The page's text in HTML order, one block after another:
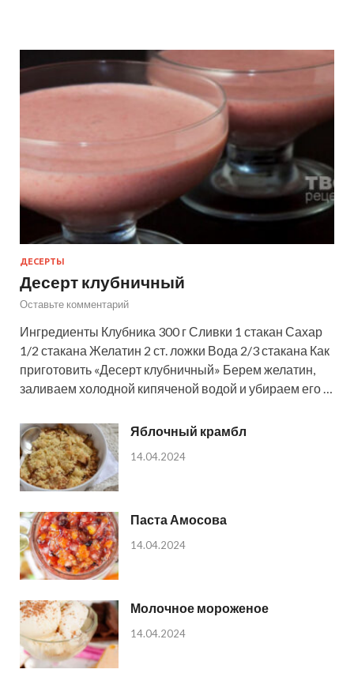
ДЕСЕРТЫ
Десерт клубничный
Оставьте комментарий
Ингредиенты Клубника 300 г Сливки 1 стакан Сахар
1/2 стакана Желатин 2 ст. ложки Вода 2/3 стакана Как
приготовить «Десерт клубничный» Берем желатин,
заливаем холодной кипяченой водой и убираем его …
Яблочный крамбл
14.04.2024
Паста Амосова
14.04.2024
Молочное мороженое
14.04.2024